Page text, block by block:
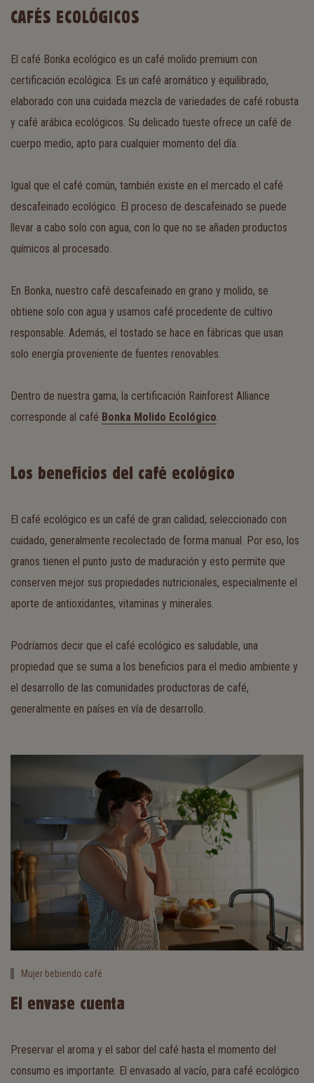
CAFÉS ECOLÓGICOS
El café Bonka ecológico es un café molido premium con
certificación ecológica. Es un café aromático y equilibrado,
elaborado con una cuidada mezcla de variedades de café robusta
y café arábica ecológicos. Su delicado tueste ofrece un café de
cuerpo medio, apto para cualquier momento del día.
Igual que el café común, también existe en el mercado el café
descafeinado ecológico. El proceso de descafeinado se puede
llevar a cabo solo con agua, con lo que no se añaden productos
químicos al procesado.
En Bonka, nuestro café descafeinado en grano y molido, se
obtiene solo con agua y usamos café procedente de cultivo
responsable. Además, el tostado se hace en fábricas que usan
solo energía proveniente de fuentes renovables.
Dentro de nuestra gama, la certificación Rainforest Alliance
corresponde al café Bonka Molido Ecológico.
Los beneficios del café ecológico
El café ecológico es un café de gran calidad, seleccionado con
cuidado, generalmente recolectado de forma manual. Por eso, los
granos tienen el punto justo de maduración y esto permite que
conserven mejor sus propiedades nutricionales, especialmente el
aporte de antioxidantes, vitaminas y minerales.
Podríamos decir que el café ecológico es saludable, una
propiedad que se suma a los beneficios para el medio ambiente y
el desarrollo de las comunidades productoras de café,
generalmente en países en vía de desarrollo.
Mujer bebiendo café
El envase cuenta
Preservar el aroma y el sabor del café hasta el momento del
consumo es importante. El envasado al vacío, para café ecológico